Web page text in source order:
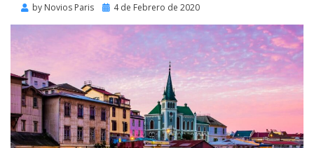
by Novios Paris
Posted
4 de Febrero de 2020